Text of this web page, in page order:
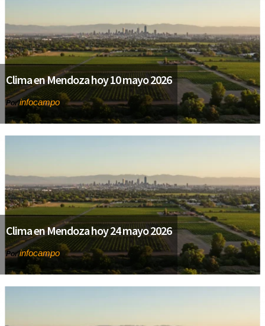
Clima en Mendoza hoy 10 mayo 2026
Porinfocampo
Clima en Mendoza hoy 24 mayo 2026
Porinfocampo